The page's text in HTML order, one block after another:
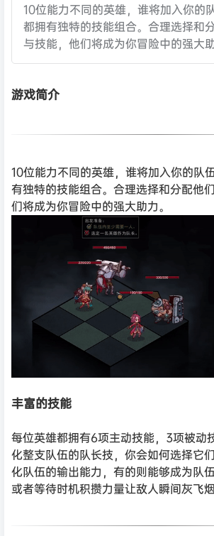
10位能力不同的英雄，谁将加入你的
都拥有独特的技能组合。合理选择和
与技能，他们将成为你冒险中的强大助
游戏简介
10位能力不同的英雄，谁将加入你的队
有独特的技能组合。合理选择和分配他
们将成为你冒险中的强大助力。
丰富的技能
每位英雄都拥有6项主动技能，3项被动
化整支队伍的队长技，你会如何选择它
化队伍的输出能力，有的则能够成为队
或者等待时机积攒力量让敌人瞬间灰飞烟